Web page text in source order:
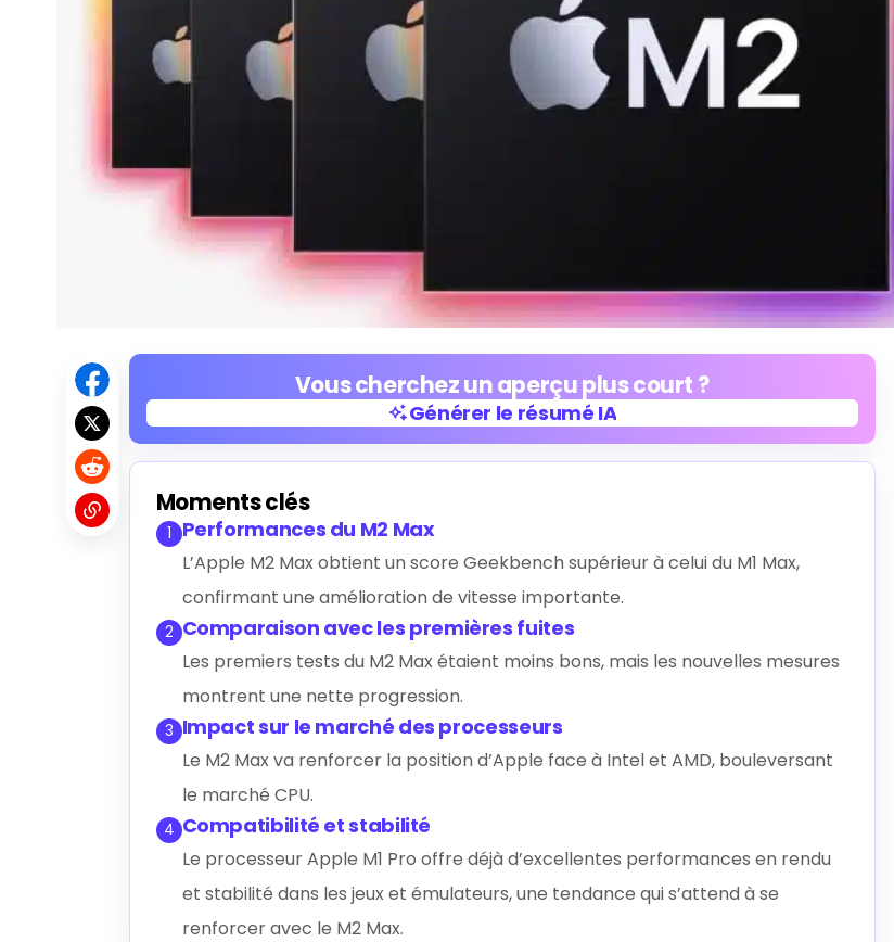
Vous cherchez un aperçu plus court ?
Générer le résumé IA
Moments clés
1 Performances du M2 Max
L’Apple M2 Max obtient un score Geekbench supérieur à celui du M1 Max,
confirmant une amélioration de vitesse importante.
2 Comparaison avec les premières fuites
Les premiers tests du M2 Max étaient moins bons, mais les nouvelles mesures
montrent une nette progression.
3 Impact sur le marché des processeurs
Le M2 Max va renforcer la position d’Apple face à Intel et AMD, bouleversant
le marché CPU.
4 Compatibilité et stabilité
Le processeur Apple M1 Pro offre déjà d’excellentes performances en rendu
et stabilité dans les jeux et émulateurs, une tendance qui s’attend à se
renforcer avec le M2 Max.